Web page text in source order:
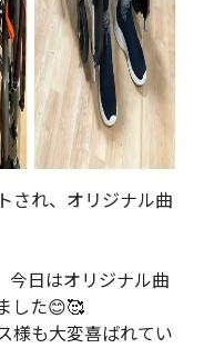
され、オリジナル曲
今日はオリジナル曲
した😊🥰
様も大変喜ばれてい